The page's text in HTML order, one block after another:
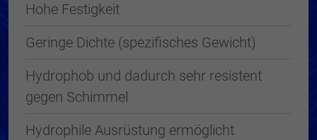
Hohe Festigkeit
Geringe Dichte (spezifisches Gewicht)
Hydrophob und dadurch sehr resistent
gegen Schimmel
Hydrophile Ausrüstung ermöglicht